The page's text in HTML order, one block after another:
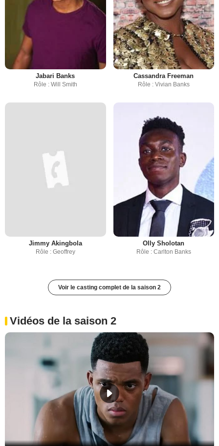
Jabari Banks
Rôle : Will Smith
Cassandra Freeman
Rôle : Vivian Banks
Jimmy Akingbola
Rôle : Geoffrey
Olly Sholotan
Rôle : Carlton Banks
Voir le casting complet de la saison 2
Vidéos de la saison 2